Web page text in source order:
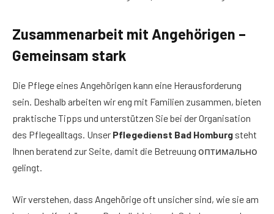
Zusammenarbeit mit Angehörigen –
Gemeinsam stark
Die Pflege eines Angehörigen kann eine Herausforderung
sein. Deshalb arbeiten wir eng mit Familien zusammen, bieten
praktische Tipps und unterstützen Sie bei der Organisation
des Pflegealltags. Unser Pflegedienst Bad Homburg steht
Ihnen beratend zur Seite, damit die Betreuung оптимально
gelingt.
Wir verstehen, dass Angehörige oft unsicher sind, wie sie am